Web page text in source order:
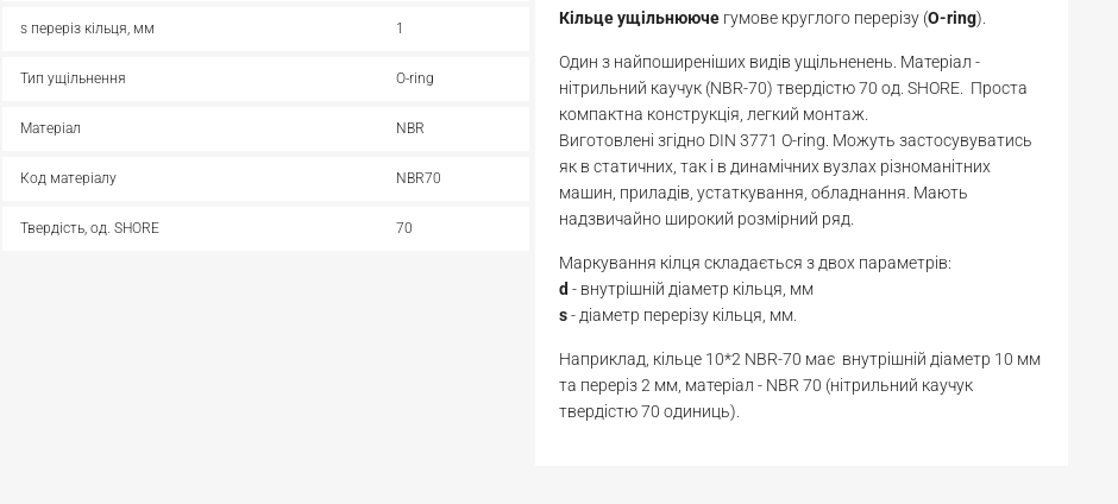
s переріз кільця, мм 1
Тип ущільнення O-ring
Матеріал NBR
Код матеріалу NBR70
Твердість, од. SHORE 70
Кільцеущільнююче гумове круглого перерізу (O-ring).
Один з найпоширеніших видів ущільненень. Матеріал -
нітрильний каучук (NBR-70) твердістю 70 од. SHORE. Проста
компактна конструкція, легкий монтаж.
Виготовлені згідно DIN 3771 O-ring. Можуть застосувуватись
як в статичних, так і в динамічних вузлах різноманітних
машин, приладів, устаткування, обладнання. Мають
надзвичайно широкий розмірний ряд.
Маркування кілця складається з двох параметрів:
d - внутрішній діаметр кільця, мм
s- діаметр перерізу кільця, мм.
Наприклад, кільце 10*2 NBR-70 має внутрішній діаметр 10 мм
та переріз 2 мм, матеріал - NBR 70 (нітрильний каучук
твердістю 70 одиниць).